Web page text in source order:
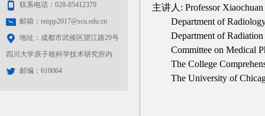
联系电话：028-85412379
邮箱：renpp2017@scu.edu.cn
地址：成都市武侯区望江路29号
四川大学原子核科学技术研究所内
邮编：610064
主讲人: Professor Xiaochuan
Department of
Department of
Committee on Medical
The College
The University of